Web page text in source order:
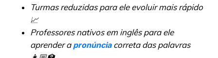
Turmas reduzidas para ele evoluir mais rápido
📈
Professores nativos em inglês para ele
aprender a pronúnciacorreta das palavras